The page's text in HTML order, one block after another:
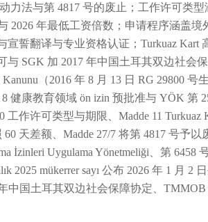
动力法与第 4817 号的废止；工作许可类
2026 年最低工资倍数；申请程序涵盖境
宣誓翻译与专业资格认证；Turkuaz Kart
SGK 加 2017 年中国土耳其双边社会保
Kanunu（2016 年 8 月 13 日 RG 29800
健康教育领域 ön izin 预批准与 YÖK 第
工作许可类型与期限、Madde 11
天差额、Madde 27/7 将第 4817 号予以
İzinleri Uygulama Yönetmeliği、第 6458
2025 mükerrer sayı 公布 2026 年 1 月
中国土耳其双边社会保障协定、